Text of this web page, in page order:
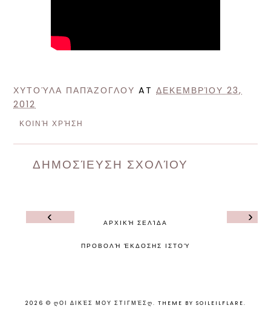
ΧΥΤΟΎΛΑ ΠΑΠΆΖΟΓΛΟΥ ATΔΕΚΕΜΒΡΊΟΥ 23,
2012
ΚΟΙΝΉ ΧΡΉΣΗ
ΔΗΜΟΣΊΕΥΣΗ ΣΧΟΛΊΟΥ
‹ ›
ΑΡΧΙΚΉ ΣΕΛΊΔΑ
ΠΡΟΒΟΛΉ ΈΚΔΟΣΗΣ ΙΣΤΟΎ
2026 © ᲦΟΙ ΔΙΚΈΣ ΜΟΥ ΣΤΙΓΜΈΣᲦ. THEME BY SOILEILFLARE.